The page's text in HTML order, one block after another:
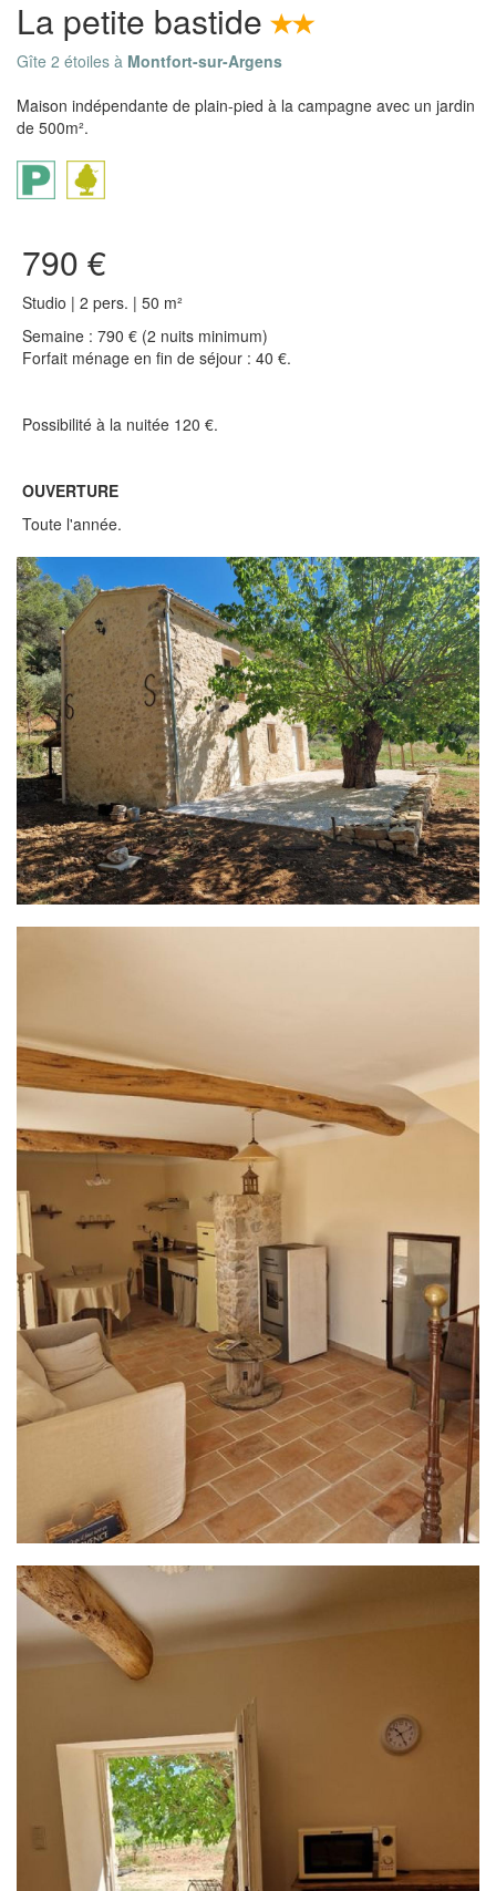
La petite bastide
Gîte 2 étoiles à Montfort-sur-Argens
Maison indépendante de plain-pied à la campagne avec un jardin
de 500m².
790 €
Studio | 2 pers. | 50 m²
Semaine : 790 € (2 nuits minimum)
Forfait ménage en fin de séjour : 40 €.
Possibilité à la nuitée 120 €.
OUVERTURE
Toute l'année.